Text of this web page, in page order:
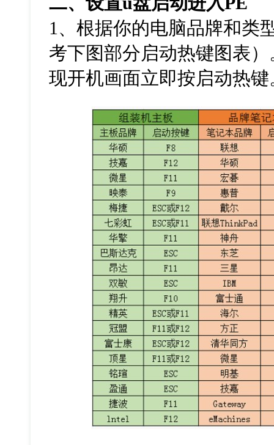
1 、根据你的电脑品牌和类
考下图部分启动热键图表
现开机画面立即按启动热键